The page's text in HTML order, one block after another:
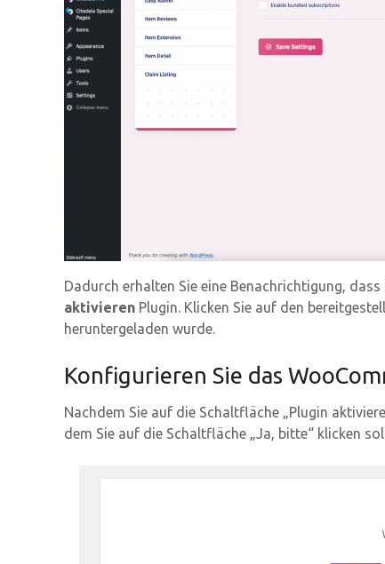
Dadurch erhalten Sie eine Benachrichtigung, dass
aktivieren Plugin. Klicken Sie auf den
heruntergeladen wurde.
Konfigurieren Sie das
Nachdem Sie auf die Schaltfläche „Plugin
dem Sie auf die Schaltfläche „Ja, bitte“ klicken